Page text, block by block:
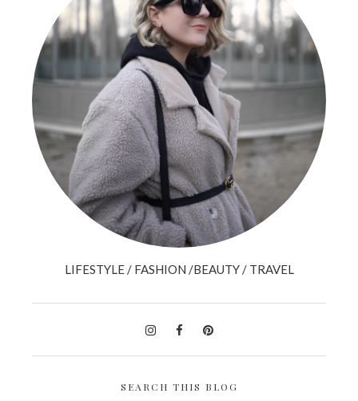
LIFESTYLE / FASHION /BEAUTY / TRAVEL
SEARCH THIS BLOG